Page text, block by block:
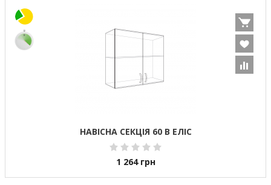
НАВІСНА СЕКЦІЯ 60 В ЕЛІС
1 264 грн